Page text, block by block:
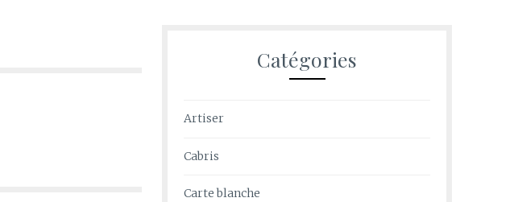
Catégories
Artiser
Cabris
Carte blanche